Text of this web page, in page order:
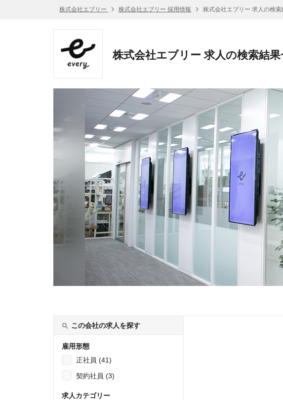
株式会社エブリー 株式会社エブリー 採用情報 株式会社エブリー 求人の検索
株式会社エブリー 求人の検索結果
この会社の求人を探す
雇用形態
正社員 (41)
契約社員 (3)
求人カテゴリー